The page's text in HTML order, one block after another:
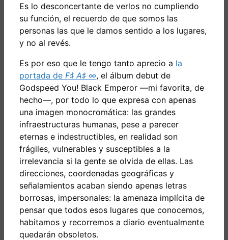
Es lo desconcertante de verlos no cumpliendo
su función, el recuerdo de que somos las
personas las que le damos sentido a los lugares,
y no al revés.
Es por eso que le tengo tanto aprecio a la
portada de F♯ A♯ ∞, el álbum debut de
Godspeed You! Black Emperor —mi favorita, de
hecho—, por todo lo que expresa con apenas
una imagen monocromática: las grandes
infraestructuras humanas, pese a parecer
eternas e indestructibles, en realidad son
frágiles, vulnerables y susceptibles a la
irrelevancia si la gente se olvida de ellas. Las
direcciones, coordenadas geográficas y
señalamientos acaban siendo apenas letras
borrosas, impersonales: la amenaza implícita de
pensar que todos esos lugares que conocemos,
habitamos y recorremos a diario eventualmente
quedarán obsoletos.